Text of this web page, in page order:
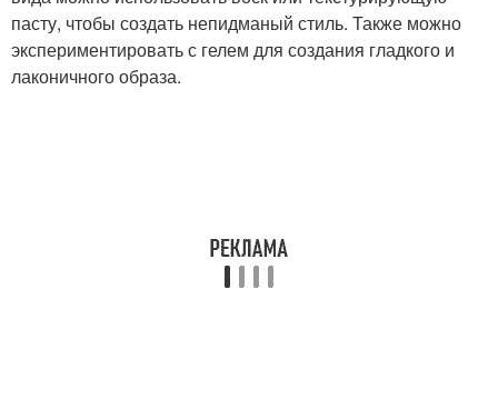
пасту, чтобы создать непидманый стиль. Также можно
экспериментировать с гелем для создания гладкого и
лаконичного образа.